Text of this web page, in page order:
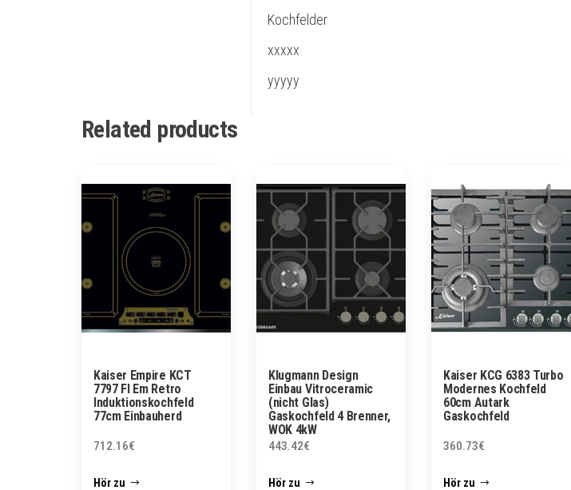
Kochfelder
xxxxx
yyyyy
Related products
Kaiser Empire KCT
7797 FI Em Retro
Induktionskochfeld
77cm Einbauherd
712.16€
Hör zu
Klugmann Design
Einbau Vitroceramic
(nicht Glas)
Gaskochfeld 4 Brenner,
WOK 4kW
443.42€
Hör zu
Kaiser KCG 6383 Turbo
Modernes Kochfeld
60cm Autark
Gaskochfeld
360.73€
Hör zu